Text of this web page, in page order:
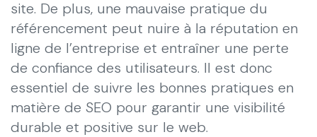
site. De plus, une mauvaise pratique du
référencement peut nuire à la réputation en
ligne de l’entreprise et entraîner une perte
de confiance des utilisateurs. Il est donc
essentiel de suivre les bonnes pratiques en
matière de SEO pour garantir une visibilité
durable et positive sur le web.